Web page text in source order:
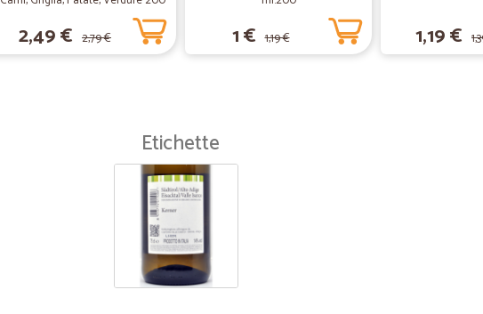
2,49 € 2,79 € 1 € 1,19 € 1,19 €
Etichette